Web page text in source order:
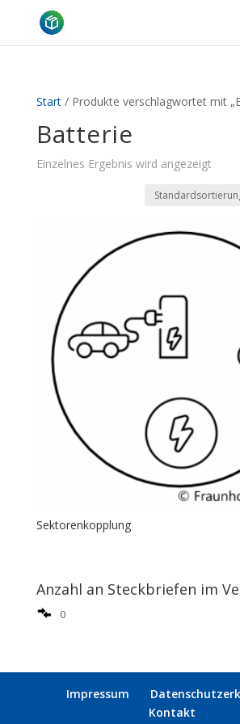
Start/ Produkte verschlagwortet mit
Batterie
Einzelnes Ergebnis wird angezeigt
Sektorenkopplung
Anzahl an Steckbriefen im
0
Impressum
Kontakt